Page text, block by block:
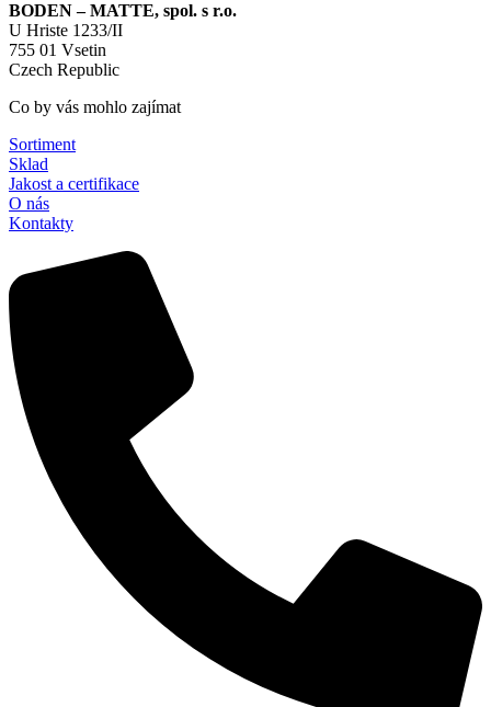
BODEN – MATTE, spol. s r.o.
U Hriste 1233/II
755 01 Vsetin
Czech Republic
Co by vás mohlo zajímat
Sortiment
Sklad
Jakost a certifikace
O nás
Kontakty